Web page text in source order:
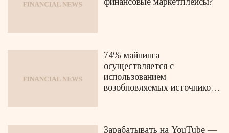
74% майнинга
осуществляется с
использованием
возобновляемых источников
Зарабатывать на YouTube —